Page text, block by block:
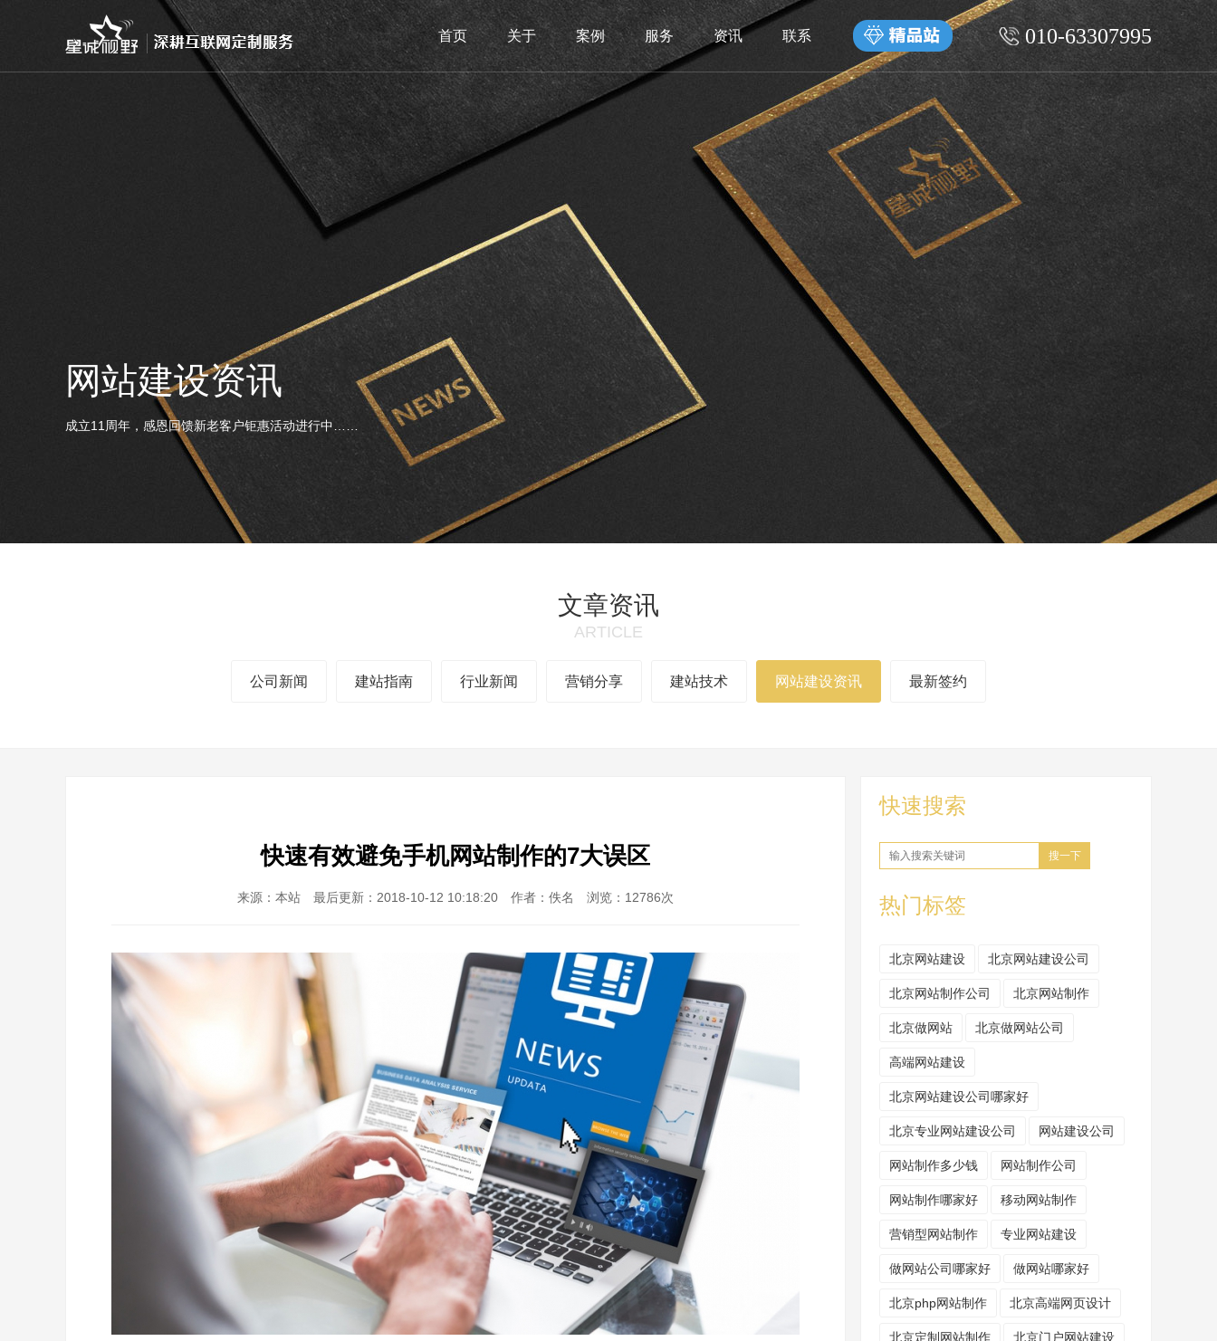
010-63307995
首页 关于 案例 服务 资讯 联系
网站建设资讯
成立11周年，感恩回馈新老客户钜惠活动进行中……
文章资讯
ARTICLE
公司新闻 建站指南 行业新闻 营销分享 建站技术 网站建设资讯 最新签约
快速有效避免手机网站制作的7大误区
来源：本站 最后更新：2018-10-12 10:18:20 作者：佚名 浏览：12786次
快速搜索
搜一下
热门标签
北京网站建设 北京网站建设公司
北京网站制作公司 北京网站制作
北京做网站 北京做网站公司
高端网站建设
北京网站建设公司哪家好
北京专业网站建设公司 网站建设公司
网站制作多少钱 网站制作公司
网站制作哪家好 移动网站制作
营销型网站制作 专业网站建设
做网站公司哪家好 做网站哪家好
北京php网站制作 北京高端网页设计
北京定制网站制作 北京门户网站建设